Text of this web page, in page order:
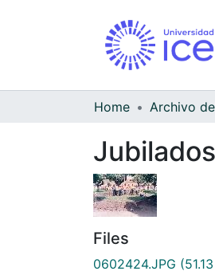
Home
Files
0602424.JPG